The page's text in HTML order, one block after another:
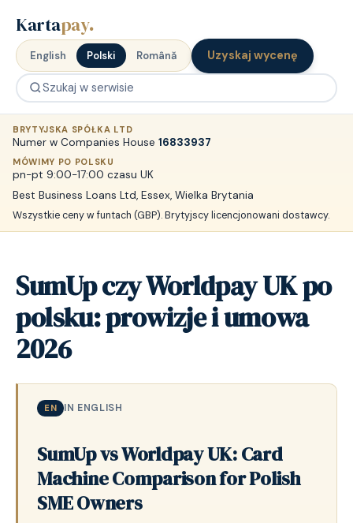
Kartapay.
English Polski Română Uzyskaj wycenę
BRYTYJSKA SPÓŁKA LTD
Numer w Companies House 16833937
MÓWIMY PO POLSKU
pn-pt 9:00-17:00 czasu UK
Best Business Loans Ltd, Essex, Wielka Brytania
Wszystkie ceny w funtach (GBP). Brytyjscy licencjonowani dostawcy.
SumUp czy Worldpay UK po
polsku: prowizje i umowa
2026
EN IN ENGLISH
SumUp vs Worldpay UK: Card
Machine Comparison for Polish
SME Owners